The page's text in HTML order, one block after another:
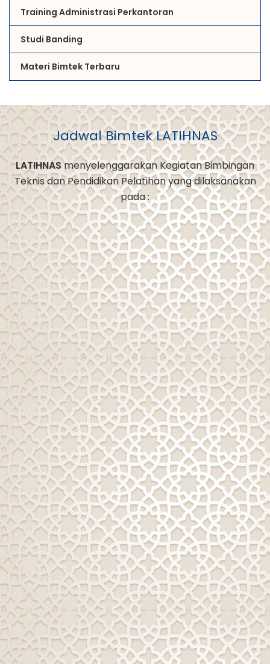
Training Administrasi Perkantoran
Studi Banding
Materi Bimtek Terbaru
Jadwal Bimtek LATIHNAS
LATIHNASmenyelenggarakan Kegiatan Bimbingan
Teknis dan Pendidikan Pelatihan yang dilaksanakan
pada :